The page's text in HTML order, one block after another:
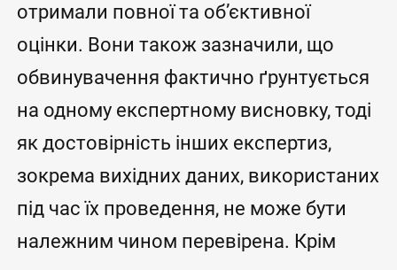
отримали повної та об’єктивної
оцінки. Вони також зазначили, що
обвинувачення фактично ґрунтується
на одному експертному висновку, тоді
як достовірність інших експертиз,
зокрема вихідних даних, використаних
під час їх проведення, не може бути
належним чином перевірена. Крім